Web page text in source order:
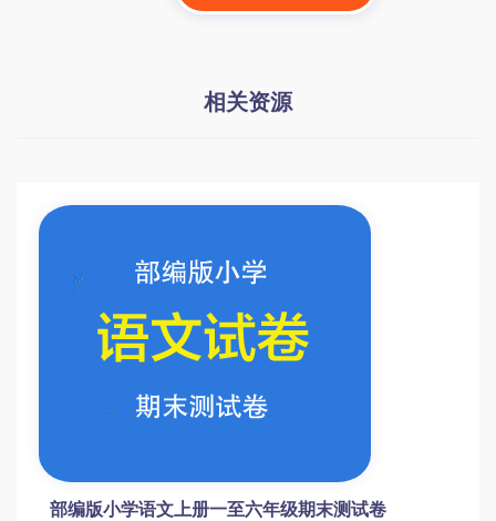
相关资源
部编版小学语文上册一至六年级期末测试卷